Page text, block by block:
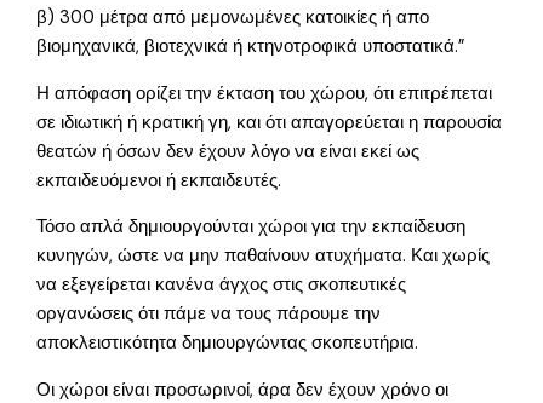
β) 300 μέτρα από μεμονωμένες κατοικίες ή απο
βιομηχανικά, βιοτεχνικά ή κτηνοτροφικά υποστατικά.”
Η απόφαση ορίζει την έκταση του χώρου, ότι επιτρέπεται
σε ιδιωτική ή κρατική γη, και ότι απαγορεύεται η παρουσία
θεατών ή όσων δεν έχουν λόγο να είναι εκεί ως
εκπαιδευόμενοι ή εκπαιδευτές.
Τόσο απλά δημιουργούνται χώροι για την εκπαίδευση
κυνηγών, ώστε να μην παθαίνουν ατυχήματα. Και χωρίς
να εξεγείρεται κανένα άγχος στις σκοπευτικές
οργανώσεις ότι πάμε να τους πάρουμε την
αποκλειστικότητα δημιουργώντας σκοπευτήρια.
Οι χώροι είναι προσωρινοί, άρα δεν έχουν χρόνο οι